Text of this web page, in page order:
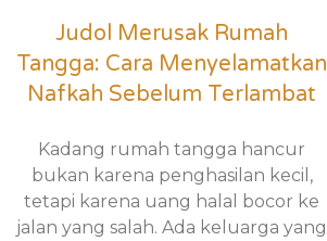
Judol Merusak Rumah
Tangga: Cara Menyelamatkan
Nafkah Sebelum Terlambat
Kadang rumah tangga hancur
bukan karena penghasilan kecil,
tetapi karena uang halal bocor ke
jalan yang salah. Ada keluarga yang